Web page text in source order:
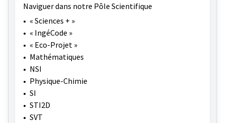
Naviguer dans notre Pôle Scientifique
• « Sciences + »
• « IngéCode »
• « Eco-Projet »
• Mathématiques
• NSI
• Physique-Chimie
• SI
• STI2D
• SVT